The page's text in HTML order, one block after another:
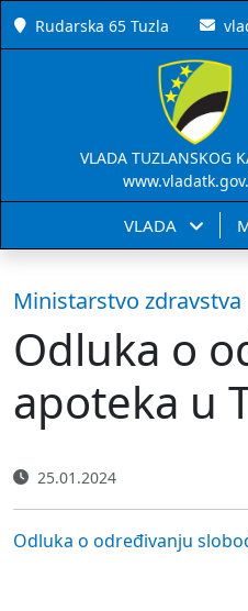
Rudarska 65 Tuzla
VLADA TUZLANSKOG
VLADA
Ministarstvo zdravstva
Odluka o
apoteka u
25.01.2024
Odluka o određivanju